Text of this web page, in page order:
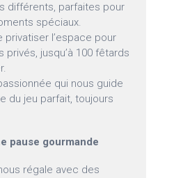
différents, parfaites pour
spéciaux.
privatiser l’espace pour
privés, jusqu’à 100 fêtards
qui nous guide
du jeu parfait, toujours
pause gourmande
régale avec des